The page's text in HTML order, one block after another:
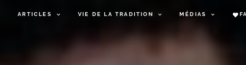
ARTICLES VIE DE LA TRADITION MÉDIAS